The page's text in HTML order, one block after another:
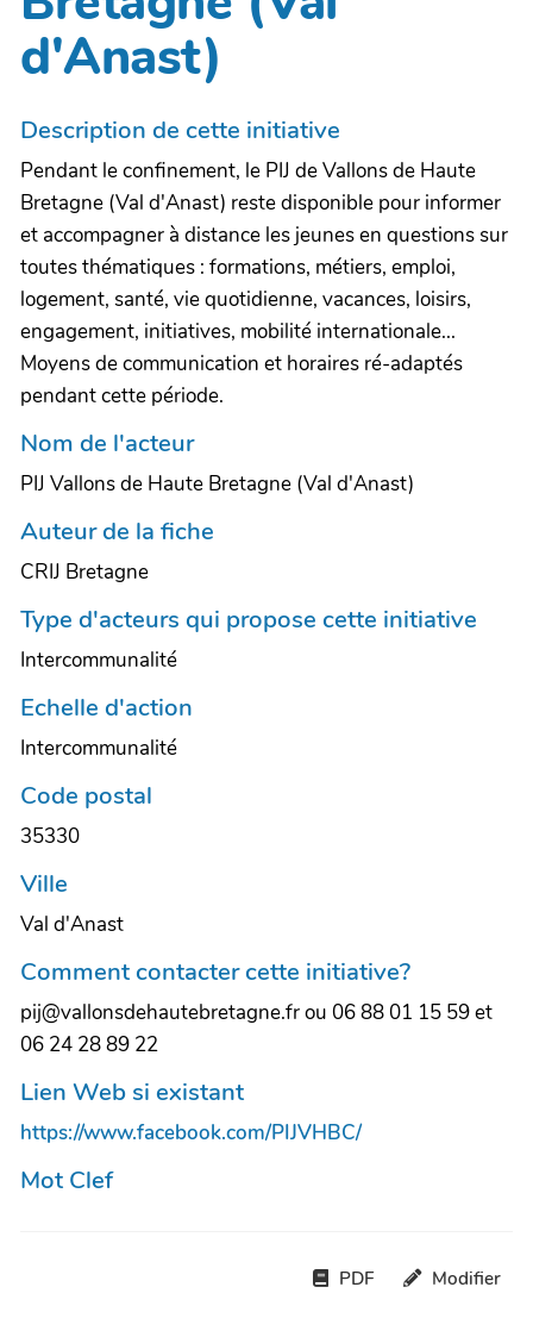
d'Anast)
Description de cette initiative
Pendant le confinement, le PIJ de Vallons de Haute
Bretagne (Val d'Anast) reste disponible pour informer
et accompagner à distance les jeunes en questions sur
toutes thématiques : formations, métiers, emploi,
logement, santé, vie quotidienne, vacances, loisirs,
engagement, initiatives, mobilité internationale...
Moyens de communication et horaires ré-adaptés
pendant cette période.
Nom de l'acteur
PIJ Vallons de Haute Bretagne (Val d'Anast)
Auteur de la fiche
CRIJ Bretagne
Type d'acteurs qui propose cette initiative
Intercommunalité
Echelle d'action
Intercommunalité
Code postal
35330
Ville
Val d'Anast
Comment contacter cette initiative?
pij@vallonsdehautebretagne.fr ou 06 88 01 15 59 et
06 24 28 89 22
Lien Web si existant
https://www.facebook.com/PIJVHBC/
Mot Clef
PDF Modifier